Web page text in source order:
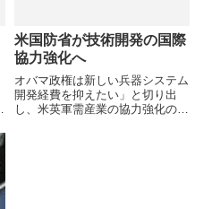
米国防省が技術開発の国際
協力強化へ
オバマ政権は新しい兵器システム
開発経費を抑えたい」と切り出
し、米英軍需産業の協力強化の必